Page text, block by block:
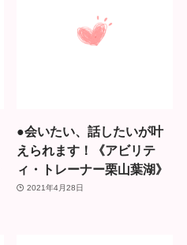
●会いたい、話したいが叶
えられます！《アビリテ
ィ・トレーナー栗山葉湖》
2021年4月28日